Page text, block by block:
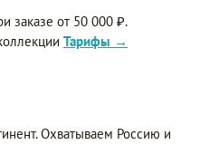
заказе от 50 000 ₽.
Тарифы →
Охватываем Россию и